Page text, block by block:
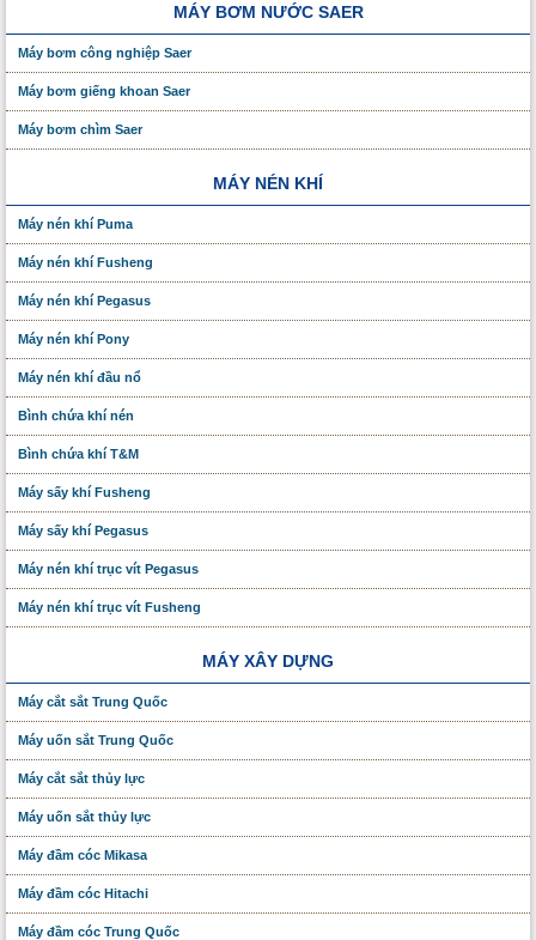
MÁY BƠM NƯỚC SAER
Máy bơm công nghiệp Saer
Máy bơm giếng khoan Saer
Máy bơm chìm Saer
MÁY NÉN KHÍ
Máy nén khí Puma
Máy nén khí Fusheng
Máy nén khí Pegasus
Máy nén khí Pony
Máy nén khí đầu nổ
Bình chứa khí nén
Bình chứa khí T&M
Máy sấy khí Fusheng
Máy sấy khí Pegasus
Máy nén khí trục vít Pegasus
Máy nén khí trục vít Fusheng
MÁY XÂY DỰNG
Máy cắt sắt Trung Quốc
Máy uốn sắt Trung Quốc
Máy cắt sắt thủy lực
Máy uốn sắt thủy lực
Máy đầm cóc Mikasa
Máy đầm cóc Hitachi
Máy đầm cóc Trung Quốc